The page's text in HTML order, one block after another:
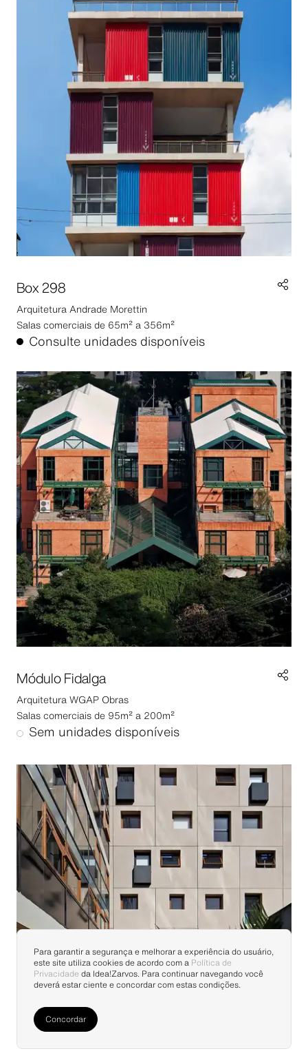
Box 298
Arquitetura Andrade Morettin
Salas comerciais de 65m² a 356m²
Consulte unidades disponíveis
Módulo Fidalga
Arquitetura WGAP Obras
Salas comerciais de 95m² a 200m²
Sem unidades disponíveis
Para garantir a segurança e melhorar a experiência do usuário,
este site utiliza cookies de acordo com a Política de
Privacidade da Idea!Zarvos. Para continuar navegando você
deverá estar ciente e concordar com estas condições.
Concordar